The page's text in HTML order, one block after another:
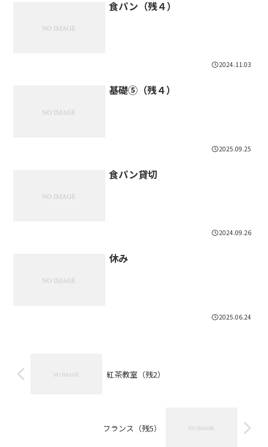
食パン（残４）
2024.11.03
基礎⑤（残４）
2025.09.25
食パン貸切
2024.09.26
休み
2025.06.24
紅茶教室（残2）
フランス（残5）